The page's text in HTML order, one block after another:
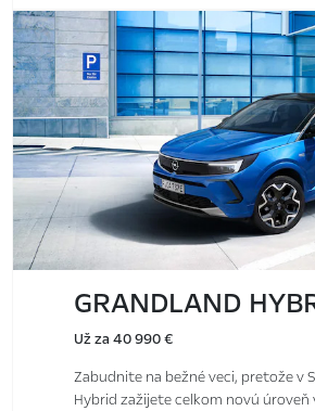
GRANDLAND
Už za 40 990 €
Zabudnite na bežné veci, pretože v
Hybrid zažijete celkom novú